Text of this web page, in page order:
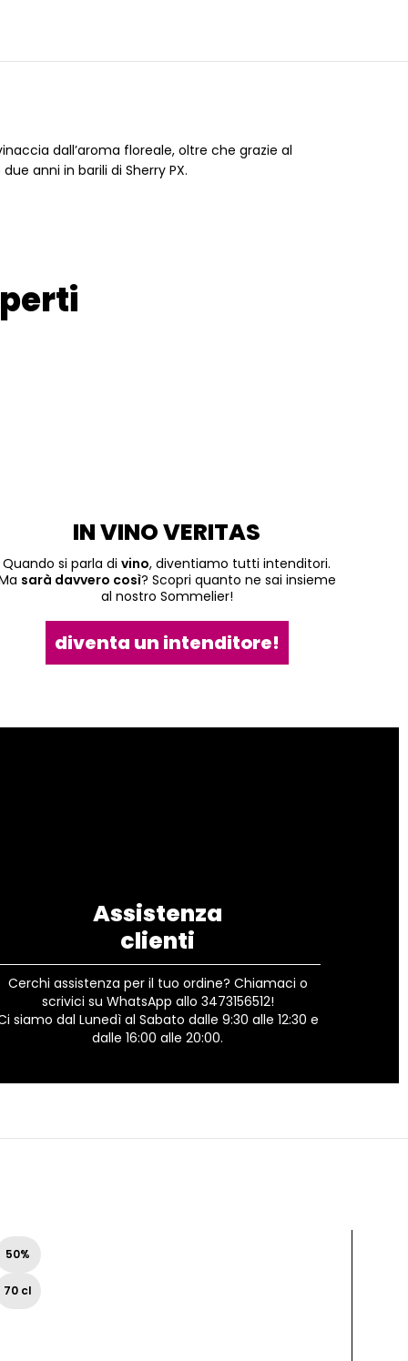
dall’aroma floreale, oltre che grazie al
anni in barili di Sherry PX.
IN VINO VERITAS
Quando si parla divino, diventiamo tutti intenditori.
sarà davvero così? Scopri quanto ne sai insieme
al nostro Sommelier!
diventa un intenditore!
Assistenza
clienti
Cerchi assistenza per il tuo ordine? Chiamaci o
scrivici su WhatsApp allo 3473156512!
siamo dal Lunedì al Sabato dalle 9:30 alle 12:30 e
dalle 16:00 alle 20:00.
50%
70 cl